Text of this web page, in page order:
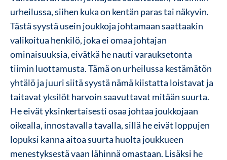
urheilussa, siihen kuka on kentän paras tai näkyvin.
Tästä syystä usein joukkoja johtamaan saattaakin
valikoitua henkilö, joka ei omaa johtajan
ominaisuuksia, eivätkä he nauti varauksetonta
tiimin luottamusta. Tämä on urheilussa kestämätön
yhtälö ja juuri siitä syystä nämä kiistatta loistavat ja
taitavat yksilöt harvoin saavuttavat mitään suurta.
He eivät yksinkertaisesti osaa johtaa joukkojaan
oikealla, innostavalla tavalla, sillä he eivät loppujen
lopuksi kanna aitoa suurta huolta joukkueen
menestyksestä vaan lähinnä omastaan. Lisäksi he